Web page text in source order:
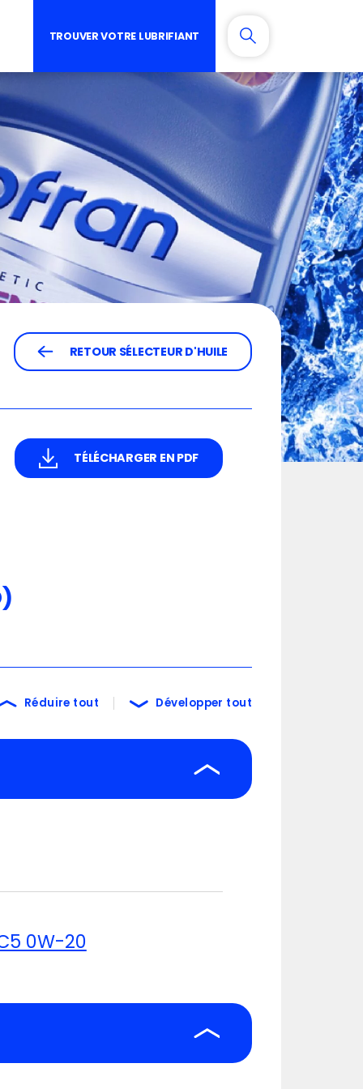
TROUVER VOTRE LUBRIFIANT
RETOUR SÉLECTEUR D'HUILE
TÉLÉCHARGER EN PDF
Réduire tout Développer tout
0W-20